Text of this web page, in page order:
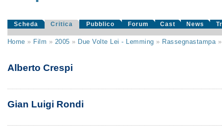
Scheda Critica Pubblico Forum Cast News
Home » Film » 2005 » Due Volte Lei - Lemming » Rassegnastampa
Alberto Crespi
Gian Luigi Rondi